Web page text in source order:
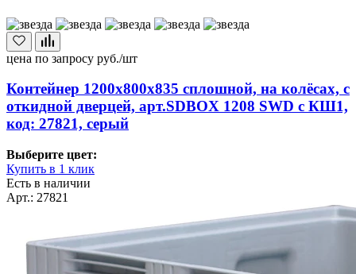
цена по запросу руб./шт
Контейнер 1200х800х835 сплошной, на колёсах, с
откидной дверцей, арт.SDBOX 1208 SWD с КШ1,
код: 27821, серый
Выберите цвет:
Купить в 1 клик
Есть в наличии
Арт.: 27821